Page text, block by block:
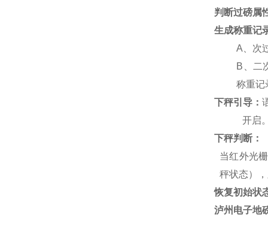
判断过磅属
生成称重记
A 、
B 、
称重记
下秤引导：
开启
下秤判断：
当红外光栅
秤状态）
恢复初始状
泸州电子地